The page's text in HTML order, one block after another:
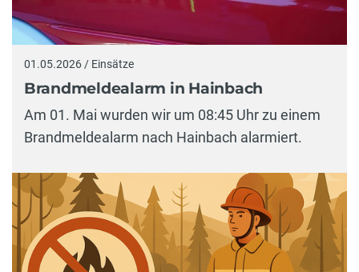
01.05.2026 / Einsätze
Brandmeldealarm in Hainbach
Am 01. Mai wurden wir um 08:45 Uhr zu einem
Brandmeldealarm nach Hainbach alarmiert.